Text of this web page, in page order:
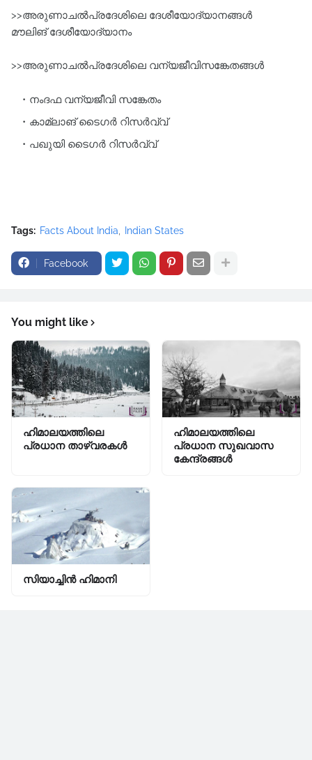
>>അരുണാചൽപ്രദേശിലെ ദേശീയോദ്യാനങ്ങൾ
മൗലിങ് ദേശീയോദ്യാനം
>>അരുണാചൽപ്രദേശിലെ വന്യജീവിസങ്കേതങ്ങൾ
നംദഫ വന്യജീവി സങ്കേതം
കാമ്ലാങ്‌ ടൈഗർ റിസർവ്വ്‌
പഖുയി ടൈഗർ റിസർവ്വ്‌
Tags: Facts About India Indian States
Facebook
You might like
ഹിമാലയത്തിലെ
പ്രധാന താഴ്വരകൾ
ഹിമാലയത്തിലെ
പ്രധാന സുഖവാസ
കേന്ദ്രങ്ങൾ
സിയാച്ചിന്‍ ഹിമാനി